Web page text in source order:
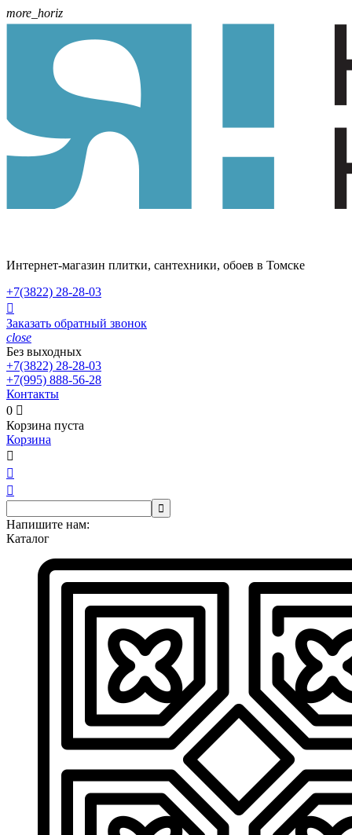
more_horiz
Интернет-магазин плитки, сантехники, обоев в Томске
+7(3822) 28-28-03

Заказать обратный звонок
close
Без выходных
+7(3822) 28-28-03
+7(995) 888-56-28
Контакты
0 
Корзина пуста
Корзина




Напишите нам:
Каталог